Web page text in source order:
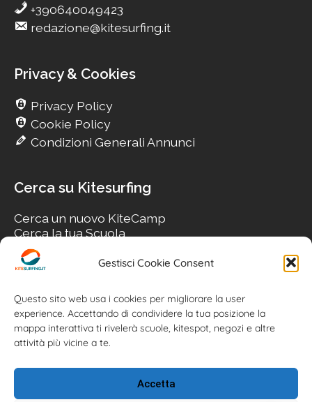
Gestisci Cookie Consent
Questo sito web usa i cookies per migliorare la user
experience. Accettando di condividere la tua posizione la
mappa interattiva ti rivelerà scuole, kitespot, negozi e altre
attività più vicine a te.
Accetta
+390640049423
redazione@kitesurfing.it
Privacy & Cookies
Privacy Policy
Cookie Policy
Condizioni Generali Annunci
Cerca su Kitesurfing
Cerca un nuovo KiteCamp
Cerca la tua Scuola
Cerca il tuo KiteSpot
Cerca Accommodation
Cerca il tuo Usato